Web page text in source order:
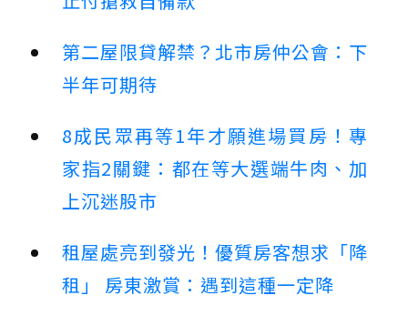
第二屋限貸解禁？北市房仲公會：下
半年可期待
8成民眾再等1年才願進場買房！專
家指2關鍵：都在等大選端牛肉、加
上沉迷股市
租屋處亮到發光！優質房客想求「降
租」 房東激賞：遇到這種一定降